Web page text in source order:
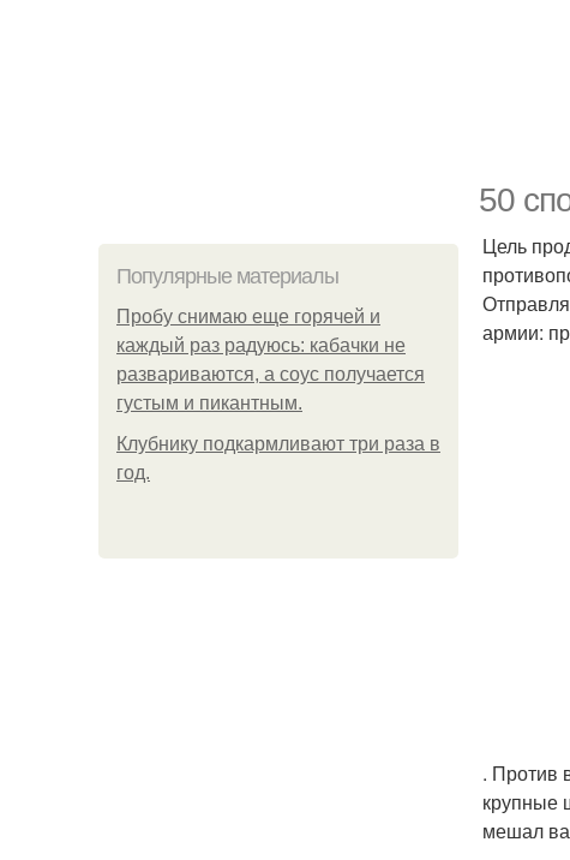
50
Популярные материалы
Пробу снимаю еще горячей и
каждый раз радуюсь: кабачки не
развариваются, а соус получается
густым и пикантным.
Клубнику подкaрмливают три раза в
гoд.
Цель
армии:
. Против
крупные
мешал